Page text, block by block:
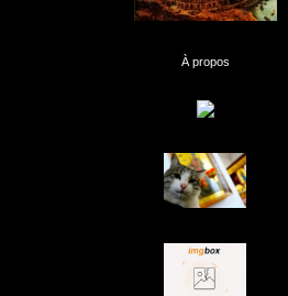
À propos